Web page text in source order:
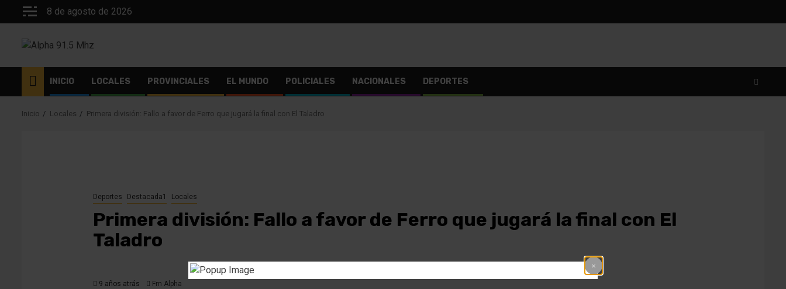
8 de agosto de 2026
INICIO LOCALES PROVINCIALES EL MUNDO POLICIALES NACIONALES DEPORTES
Inicio Locales Primera división: Fallo a favor de Ferro que jugará la final con El Taladro
Deportes Destacada1 Locales
Primera división: Fallo a favor de Ferro que jugará la final con El
Taladro
9 años atrás Fm Alpha